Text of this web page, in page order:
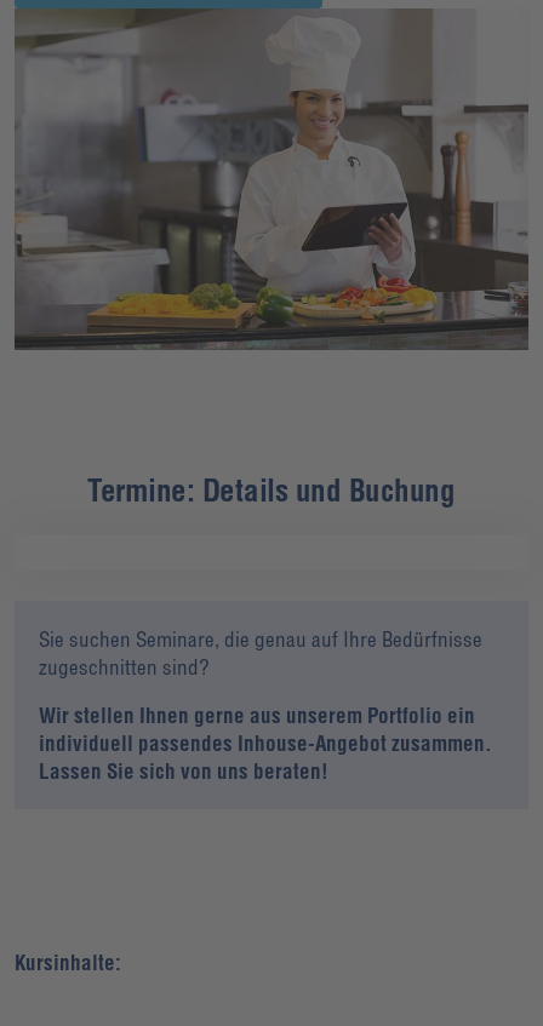
Termine: Details und Buchung
Sie suchen Seminare, die genau auf Ihre Bedürfnisse
zugeschnitten sind?
Wir stellen Ihnen gerne aus unserem Portfolio ein
individuell passendes Inhouse-Angebot zusammen.
Lassen Sie sich von uns beraten!
Kursinhalte: